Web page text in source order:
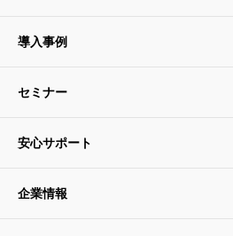
導入事例
セミナー
安心サポート
企業情報